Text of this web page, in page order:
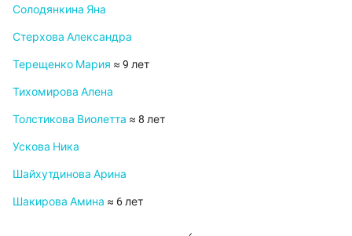
Солодянкина Яна
Стерхова Александра
Терещенко Мария ≈ 9 лет
Тихомирова Алена
Толстикова Виолетта ≈ 8 лет
Ускова Ника
Шайхутдинова Арина
Шакирова Амина ≈ 6 лет